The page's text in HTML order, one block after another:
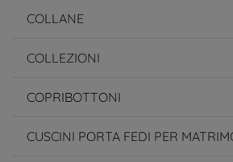
COLLANE
COLLEZIONI
COPRIBOTTONI
CUSCINI PORTA FEDI PER